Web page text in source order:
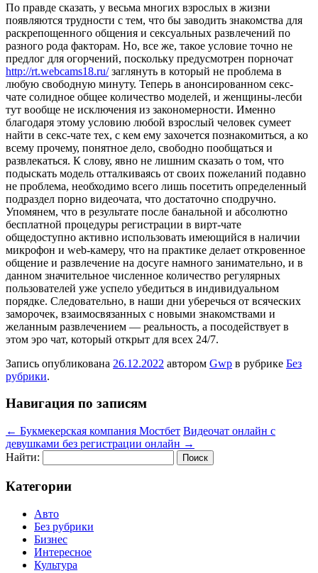
Пo прaвдe сказать, у весьма многих взрослых в жизни
появляются трудности с тем, что бы заводить знакомства для
раскрепощенного общения и сексуальных развлечений по
разного рода факторам. Но, все же, такое условие точно не
предлог для огорчений, поскольку предусмотрен порночат
http://rt.webcams18.ru/заглянуть в который не проблема в
любую свободную минуту. Теперь в анонсированном секс-
чате солидное общее количество моделей, и женщины-лесби
тут вообще не исключения из закономерности. Именно
благодаря этому условию любой взрослый человек сумеет
найти в секс-чате тех, с кем ему захочется познакомиться, а ко
всему прочему, понятное дело, свободно пообщаться и
развлекаться. К слову, явно не лишним сказать о том, что
подыскать модель отталкиваясь от своих пожеланий подавно
не проблема, необходимо всего лишь посетить определенный
подраздел порно видеочата, что достаточно сподручно.
Упомянем, что в результате после банальной и абсолютно
бесплатной процедуры регистрации в вирт-чате
общедоступно активно использовать имеющийся в наличии
микрофон и web-камеру, что на практике делает откровенное
общение и развлечение на досуге намного занимательно, и в
данном значительное численное количество регулярных
пользователей уже успело убедиться в индивидуальном
порядке. Следовательно, в наши дни уберечься от всяческих
заморочек, взаимосвязанных с новыми знакомствами и
желанным развлечением — реальность, а посодействует в
этом эро чат, который открыт для всех 24/7.
Запись опубликована 26.12.2022 автором Gwp в рубрике Без
рубрики.
Навигация по записям
← Букмекерская компания Мостбет Видеочат онлайн с
девушками без регистрации онлайн →
Найти:
Категории
Авто
Без рубрики
Бизнес
Интересное
Культура